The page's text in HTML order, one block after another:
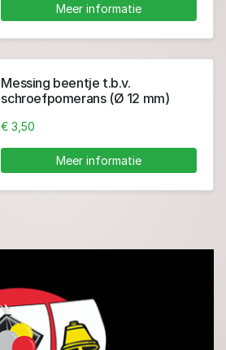
Meer informatie
Messing beentje t.b.v.
schroefpomerans (Ø 12 mm)
€ 3,50
Meer informatie